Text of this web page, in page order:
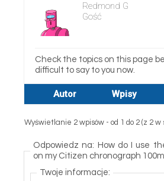
Redmond G
Gość
Check the topics on this page
difficult to say to you now.
Autor Wpisy
Wyświetlanie 2 wpisów - od 1 do 2 (z 2 w
Odpowiedz na: How do I use
on my Citizen chronograph
Twoje informacje: